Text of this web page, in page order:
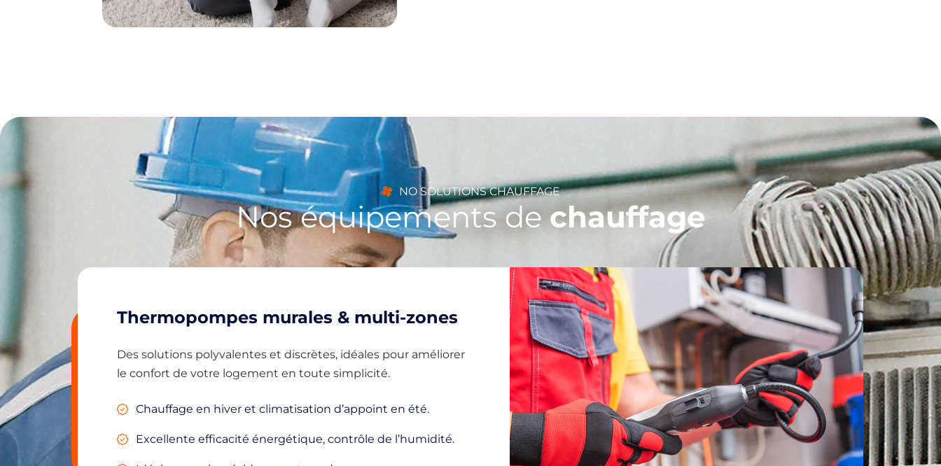
NO SOLUTIONS CHAUFFAGE
Nos équipements de chauffage
Thermopompes murales & multi-zones
Des solutions polyvalentes et discrètes, idéales pour améliorer
le confort de votre logement en toute simplicité.
Chauffage en hiver et climatisation d’appoint en été.
Excellente efficacité énergétique, contrôle de l’humidité.